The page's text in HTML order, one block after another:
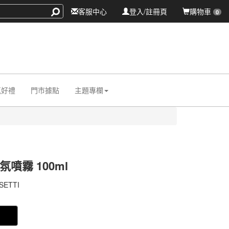
購物車 0
登入/註冊頁
客服中心
禮 門市據點 主題專欄
噴霧 100ml